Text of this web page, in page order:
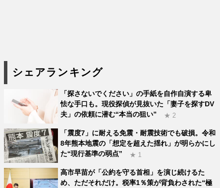
シェアランキング
「探さないでください」の手紙を自作自演する卑
怯な手口も。現役探偵が見抜いた「妻子を探すDV
夫」の依頼に潜む“本当の狙い”
★ 2
「震度7」に耐える免震・耐震技術でも破損。令和
8年熊本地震の「想定を超えた揺れ」が明らかにし
た“現行基準の弱点”
★ 1
高市早苗が「公約を守る首相」を演じ続けるた
め、ただそれだけ。税率1％策が背負わされた“極